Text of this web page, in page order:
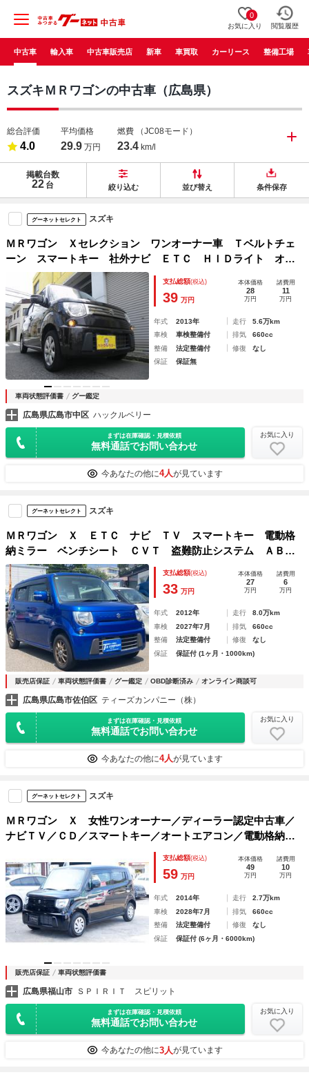
0
お気に入り 閲覧履歴
中古車 輸入車 中古車販売店 新車 車買取 カーリース 整備工場
スズキＭＲワゴンの中古車（広島県）
総合評価
4.0
平均価格
29.9 万円
燃費 （JC08モード）
23.4 km/l
掲載台数
22 台 絞り込む 並び替え 条件保存
グーネットセレクト スズキ
ＭＲワゴン Ｘセレクション ワンオーナー車 Ｔベルトチェ
ーン スマートキー 社外ナビ ＥＴＣ ＨＩＤライト オー
トライト オートエアコン ベンチシート 純正１４インチア
ルミ ＧＯＯ鑑定
支払総額(税込)
39 万円
本体価格
28
万円
諸費用
11
万円
年式 2013年 走行
5.6万km
車検
車検整備付 排気
660cc
整備
法定整備付 修復
なし
保証
保証無
車両状態評価書 グー鑑定
広島県広島市中区 ハックルベリー
まずは在庫確認・見積依頼
無料通話でお問い合わせ
お気に入り
今あなたの他に4人が見ています
グーネットセレクト スズキ
ＭＲワゴン Ｘ ＥＴＣ ナビ ＴＶ スマートキー 電動格
納ミラー ベンチシート ＣＶＴ 盗難防止システム ＡＢ
Ｓ ＥＳＣ ＣＤ ＤＶＤ再生 Ｂｌｕｅｔｏｏｔｈ アルミ
ホイール 衝突安全ボディ エアコン
支払総額(税込)
33 万円
本体価格
27
万円
諸費用
6
万円
年式 2012年 走行
8.0万km
車検
2027年7月 排気
660cc
整備
法定整備付 修復
なし
保証
保証付 (1ヶ月・1000km)
販売店保証 車両状態評価書 グー鑑定 OBD診断済み オンライン商談可
広島県広島市佐伯区 ティーズカンパニー（株）
まずは在庫確認・見積依頼
無料通話でお問い合わせ
お気に入り
今あなたの他に4人が見ています
グーネットセレクト スズキ
ＭＲワゴン Ｘ 女性ワンオーナー／ディーラー認定中古車／
ナビＴＶ／ＣＤ／スマートキー／オートエアコン／電動格納ミ
ラー／チルトステア／分割スライド式リアシート／プライバシ
ーガラス／整備記録簿付／禁煙車／車庫保管車
支払総額(税込)
59 万円
本体価格
49
万円
諸費用
10
万円
年式 2014年 走行
2.7万km
車検
2028年7月 排気
660cc
整備
法定整備付 修復
なし
保証
保証付 (6ヶ月・6000km)
販売店保証 車両状態評価書
広島県福山市 ＳＰＩＲＩＴ スピリット
まずは在庫確認・見積依頼
無料通話でお問い合わせ
お気に入り
今あなたの他に3人が見ています